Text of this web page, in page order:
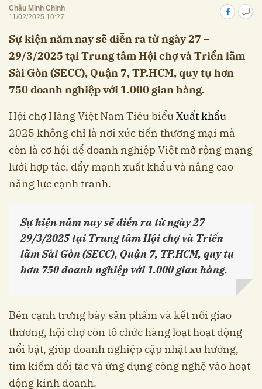
Châu Minh Chinh
11/02/2025 10:27
Sự kiện năm nay sẽ diễn ra từ ngày 27 –
29/3/2025 tại Trung tâm Hội chợ và Triển lãm
Sài Gòn (SECC), Quận 7, TP.HCM, quy tụ hơn
750 doanh nghiệp với 1.000 gian hàng.
Hội chợ Hàng Việt Nam Tiêu biểuXuất khẩu
2025 không chỉ là nơi xúc tiến thương mại mà
còn là cơ hội để doanh nghiệp Việt mở rộng mạng
lưới hợp tác, đẩy mạnh xuất khẩu và nâng cao
năng lực cạnh tranh.
Sự kiện năm nay sẽ diễn ra từ ngày 27 –
29/3/2025 tại Trung tâm Hội chợ và Triển
lãm Sài Gòn (SECC), Quận 7, TP.HCM, quy tụ
hơn 750 doanh nghiệp với 1.000 gian hàng.
Bên cạnh trưng bày sản phẩm và kết nối giao
thương, hội chợ còn tổ chức hàng loạt hoạt động
nổi bật, giúp doanh nghiệp cập nhật xu hướng,
tìm kiếm đối tác và ứng dụng công nghệ vào hoạt
động kinh doanh.